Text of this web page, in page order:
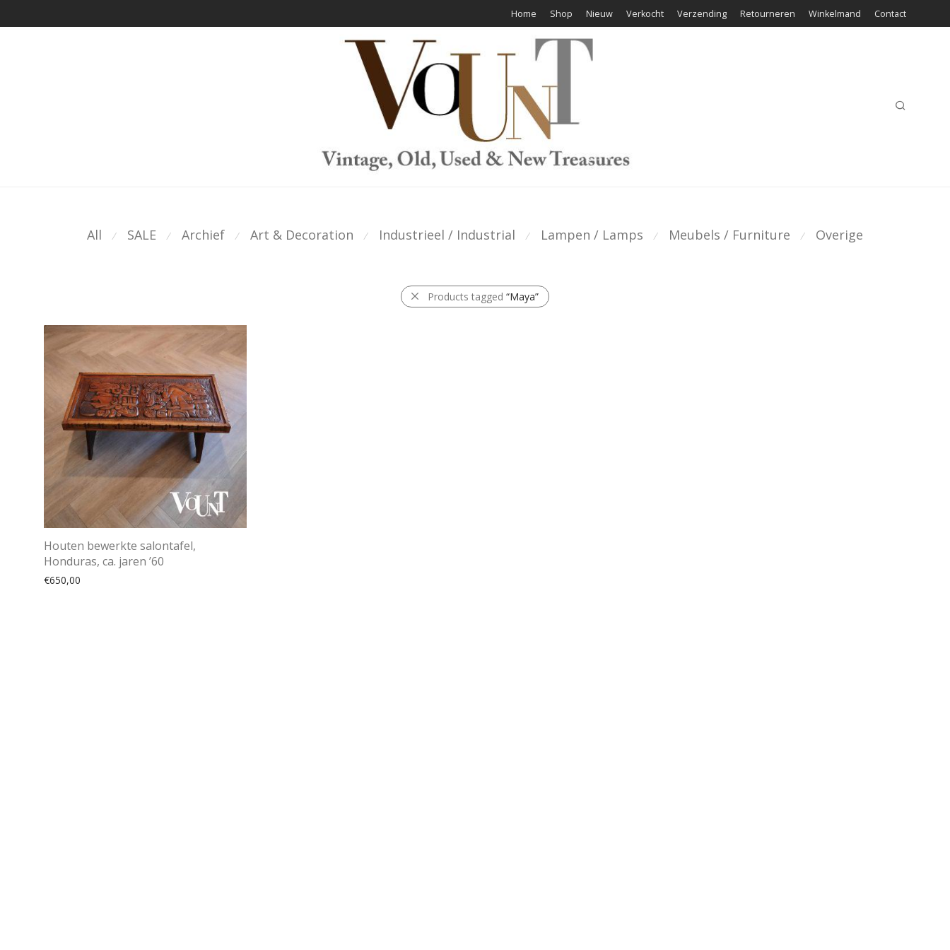
Home Shop Nieuw Verkocht Verzending Retourneren Winkelmand Contact
All ⁄ SALE ⁄ Archief ⁄ Art & Decoration ⁄ Industrieel / Industrial ⁄ Lampen / Lamps ⁄ Meubels / Furniture ⁄ Overige
Products tagged “Maya”
Houten bewerkte salontafel,
Honduras, ca. jaren ’60
€650,00